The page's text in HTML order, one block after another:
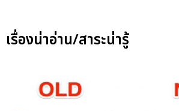
เรื่องน่าอ่าน/สาระน่ารู้